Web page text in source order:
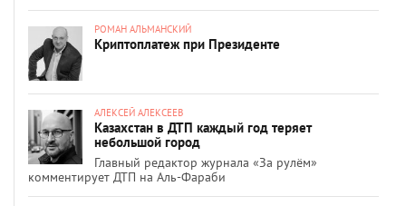
РОМАН АЛЬМАНСКИЙ
Криптоплатеж при Президенте
АЛЕКСЕЙ АЛЕКСЕЕВ
Казахстан в ДТП каждый год теряет
небольшой город
Главный редактор журнала «За рулём»
комментирует ДТП на Аль-Фараби